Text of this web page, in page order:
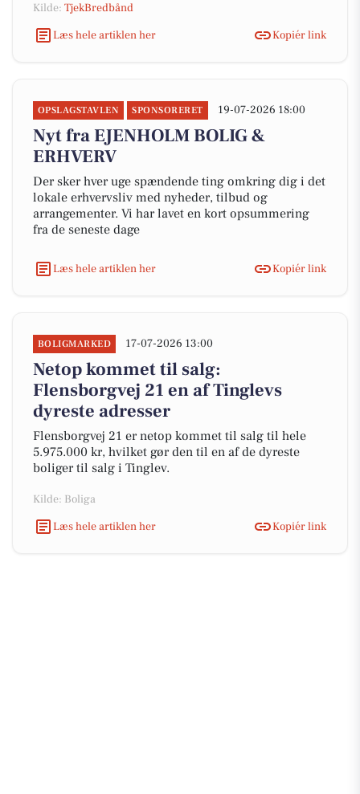
Kilde: TjekBredbånd
Læs hele artiklen her
Kopiér link
OPSLAGSTAVLEN SPONSORERET 19-07-2026 18:00
Nyt fra EJENHOLM BOLIG &
ERHVERV
Der sker hver uge spændende ting omkring dig i det
lokale erhvervsliv med nyheder, tilbud og
arrangementer. Vi har lavet en kort opsummering
fra de seneste dage
Læs hele artiklen her Kopiér link
BOLIGMARKED 17-07-2026 13:00
Netop kommet til salg:
Flensborgvej 21 en af Tinglevs
dyreste adresser
Flensborgvej 21 er netop kommet til salg til hele
5.975.000 kr, hvilket gør den til en af de dyreste
boliger til salg i Tinglev.
Kilde: Boliga
Læs hele artiklen her
Kopiér link